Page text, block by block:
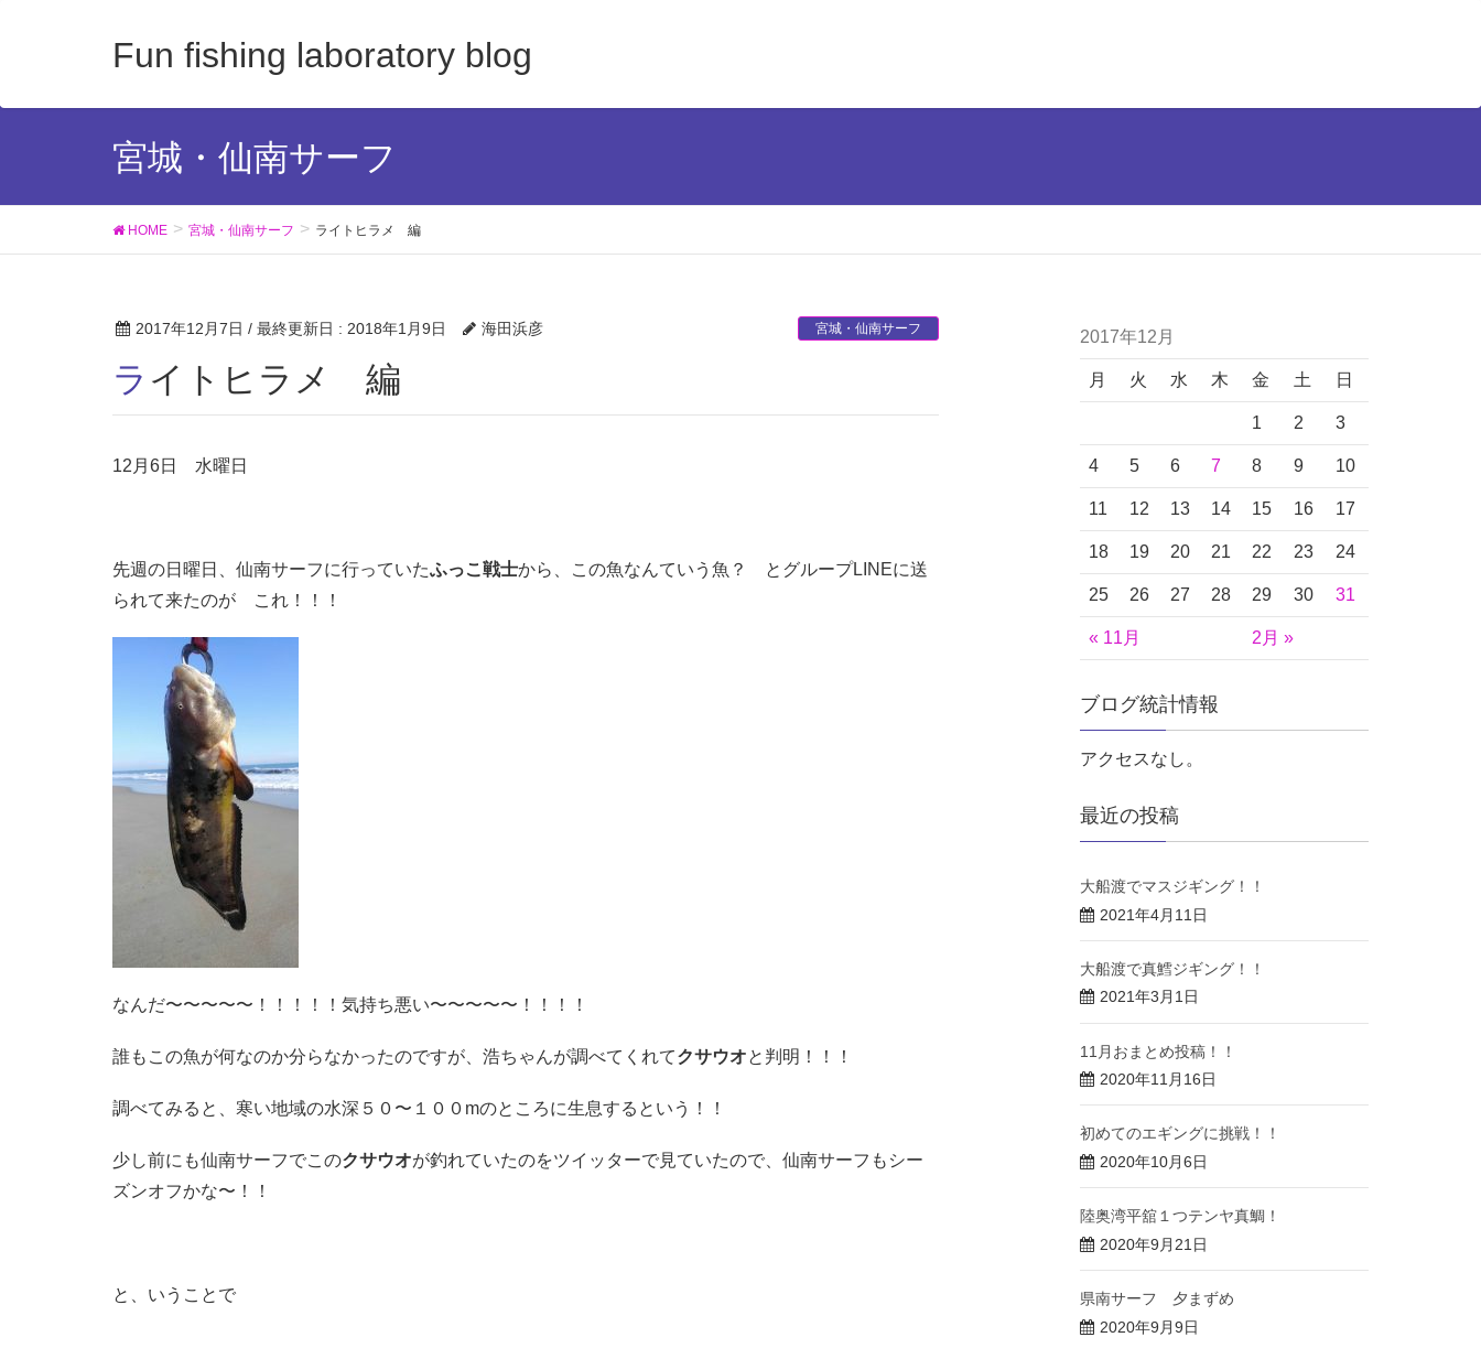
Fun fishing laboratory blog
宮城・仙南サーフ
HOME 宮城・仙南サーフ ライトヒラメ 編
2017年12月7日 / 最終更新日 : 2018年1月9日 海田浜彦 宮城・仙南サーフ
ライトヒラメ 編
12月6日 水曜日
先週の日曜日、仙南サーフに行っていたふっこ戦士から、この魚なんていう魚？ とグループLINEに送
られて来たのが これ！！！
なんだ〜〜〜〜〜！！！！！気持ち悪い〜〜〜〜〜！！！！
誰もこの魚が何なのか分らなかったのですが、浩ちゃんが調べてくれてクサウオと判明！！！
調べてみると、寒い地域の水深５０〜１００mのところに生息するという！！
少し前にも仙南サーフでこのクサウオが釣れていたのをツイッターで見ていたので、仙南サーフもシー
ズンオフかな〜！！
と、いうことで
2017年12月
月 火 水 木 金 土 日
« 11月 2月 »
1 2 3
4 5 6 7 8 9 10
11 12 13 14 15 16 17
18 19 20 21 22 23 24
25 26 27 28 29 30 31
ブログ統計情報
アクセスなし。
最近の投稿
大船渡でマスジギング！！
2021年4月11日
大船渡で真鱈ジギング！！
2021年3月1日
11月おまとめ投稿！！
2020年11月16日
初めてのエギングに挑戦！！
2020年10月6日
陸奥湾平舘１つテンヤ真鯛！
2020年9月21日
県南サーフ 夕まずめ
2020年9月9日